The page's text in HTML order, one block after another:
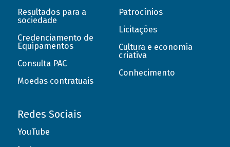
Resultados para a
sociedade
Credenciamento de
Equipamentos
Consulta PAC
Moedas contratuais
Patrocínios
Licitações
Cultura e economia
criativa
Conhecimento
Redes Sociais
YouTube